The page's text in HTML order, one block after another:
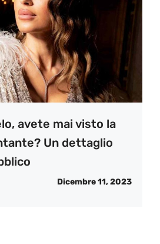
avete mai visto la
Un dettaglio
Dicembre 11, 2023